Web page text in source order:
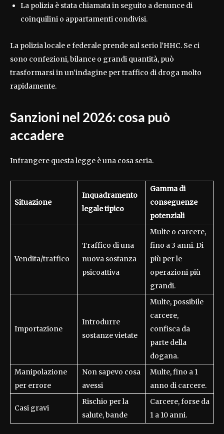
La polizia è stata chiamata in seguito a denunce di
coinquilini o appartamenti condivisi.
La polizia locale e federale prende sul serio l'HHC. Se ci
sono confezioni, bilance o grandi quantità, può
trasformarsi in un'indagine per traffico di droga molto
rapidamente.
Sanzioni nel 2026: cosa può
accadere
Infrangere questa legge è una cosa seria.
Situazione
Inquadramento
legale tipico
Gamma di
conseguenze
potenziali
Vendita/traffico
Traffico di una
nuova sostanza
psicoattiva
Multe o carcere,
fino a 3 anni. Di
più per le
operazioni più
grandi.
Importazione
Introdurre
sostanze vietate
Multe, possibile
carcere,
confisca da
parte della
dogana.
Manipolazione
per errore
Non sapevo cosa
avessi
Multe, fino a 1
anno di carcere.
Casi gravi
Rischio per la
salute, bande
Carcere, forse da
1 a 10 anni.